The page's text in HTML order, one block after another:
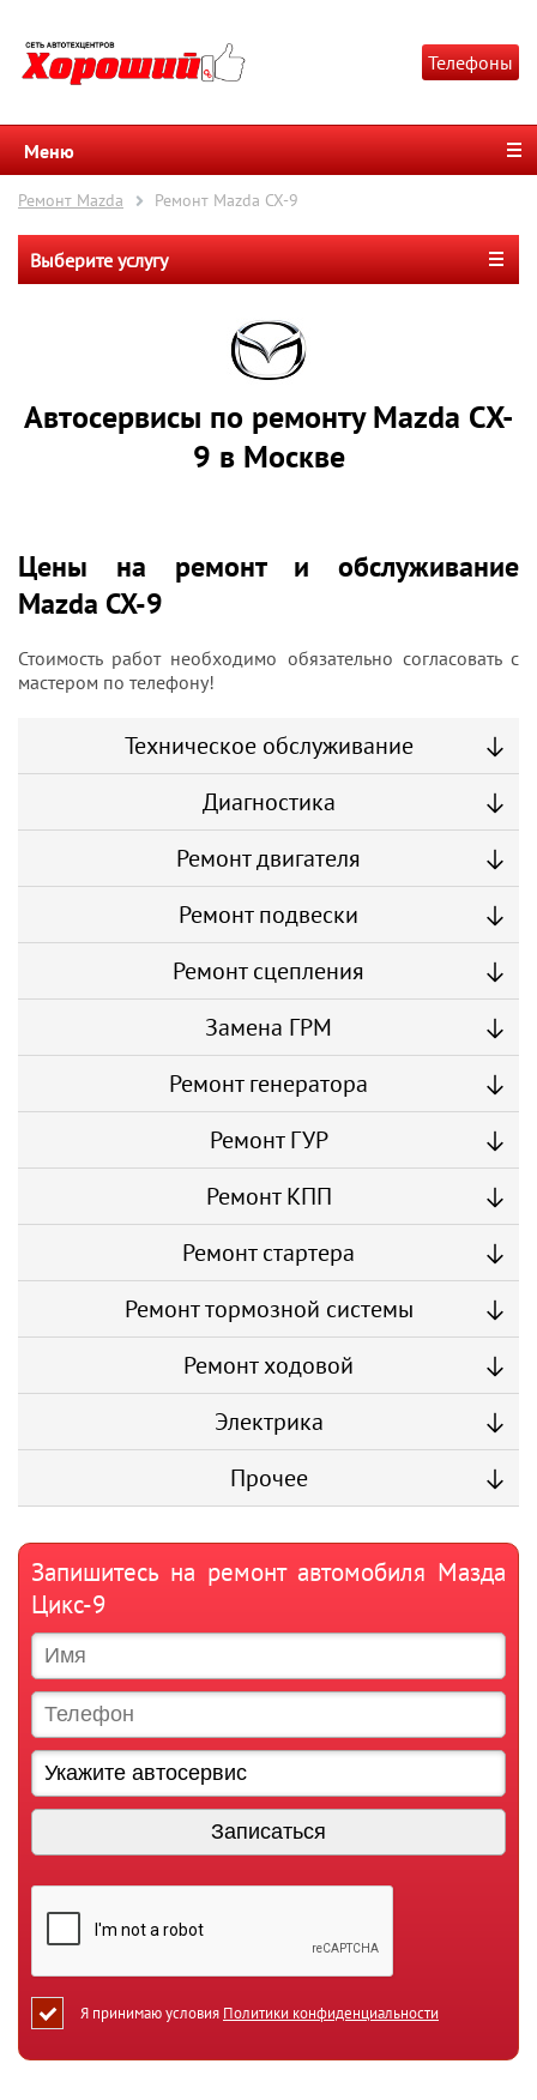
Телефоны
Меню
Ремонт Mazda Ремонт Mazda CX-9
Выберите услугу
Автосервисы по ремонту Mazda CX-
9 в Москве
Цены на ремонт и обслуживание
Mazda CX-9
Стоимость работ необходимо обязательно согласовать с
мастером по телефону!
Техническое обслуживание
Диагностика
Ремонт двигателя
Ремонт подвески
Ремонт сцепления
Замена ГРМ
Ремонт генератора
Ремонт ГУР
Ремонт КПП
Ремонт стартера
Ремонт тормозной системы
Ремонт ходовой
Электрика
Прочее
Запишитесь на ремонт автомобиля Мазда
Цикс-9
Я принимаю условия Политики конфиденциальности